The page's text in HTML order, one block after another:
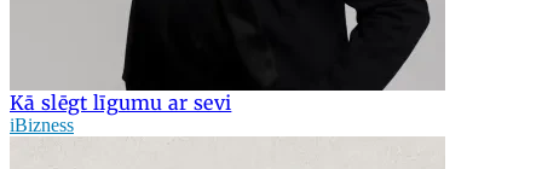
Kā slēgt līgumu ar sevi
iBizness